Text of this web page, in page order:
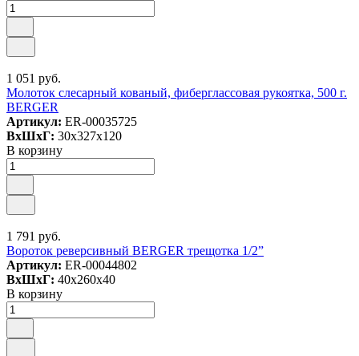
1 051 руб.
Молоток слесарный кованый, фиберглассовая рукоятка, 500 г.
BERGER
Артикул: ER-00035725
ВxШxГ: 30x327x120
В корзину
1 791 руб.
Вороток реверсивный BERGER трещотка 1/2”
Артикул: ER-00044802
ВxШxГ: 40x260x40
В корзину